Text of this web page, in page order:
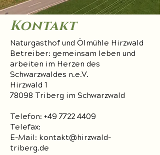
Kontakt
Naturgasthof und Ölmühle Hirzwald
Betreiber: gemeinsam leben und
arbeiten im Herzen des
Schwarzwaldes n.e.V.
Hirzwald 1
78098 Triberg im Schwarzwald
Telefon: +49 7722 4409
Telefax:
E-Mail: kontakt@hirzwald-
triberg.de